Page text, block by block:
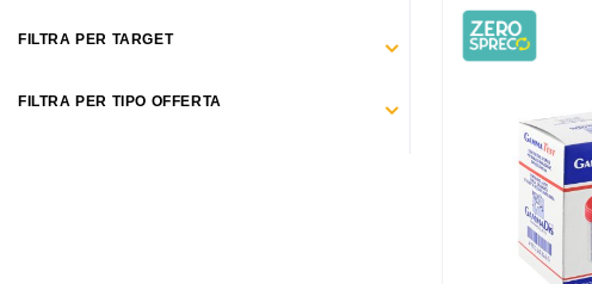
Igiene personale
FILTRA PER TARGET
FILTRA PER TIPO OFFERTA